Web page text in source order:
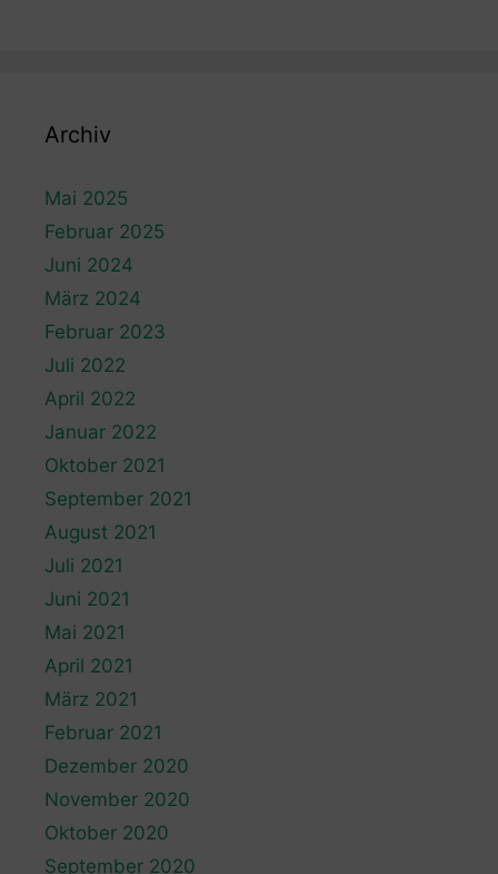
Archiv
Mai 2025
Februar 2025
Juni 2024
März 2024
Februar 2023
Juli 2022
April 2022
Januar 2022
Oktober 2021
September 2021
August 2021
Juli 2021
Juni 2021
Mai 2021
April 2021
März 2021
Februar 2021
Dezember 2020
November 2020
Oktober 2020
September 2020